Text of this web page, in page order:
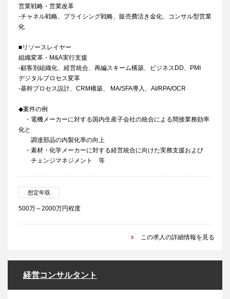
営業戦略・営業改革
‐チャネル戦略、プライシング戦略、販売費活き金化、コンサル型営業
化
■リソースレイヤー
組織変革・M&A実行支援
‐顧客別組織化、経営統合、再編スキーム構築、ビジネスDD、PMI
デジタルプロセス変革
‐基幹プロセス設計、CRM構築、 MA/SFA導入、AI/RPA/OCR
◆案件の例
・電機メーカーに対する国内生産子会社の統合による間接業務効率
化と
調達部品の内製化率の向上
・素材・化学メーカーに対する経営統合に向けた実務支援および
チェンジマネジメント 等
想定年収
500万～2000万円程度
この求人の詳細情報を見る
経営コンサルタント